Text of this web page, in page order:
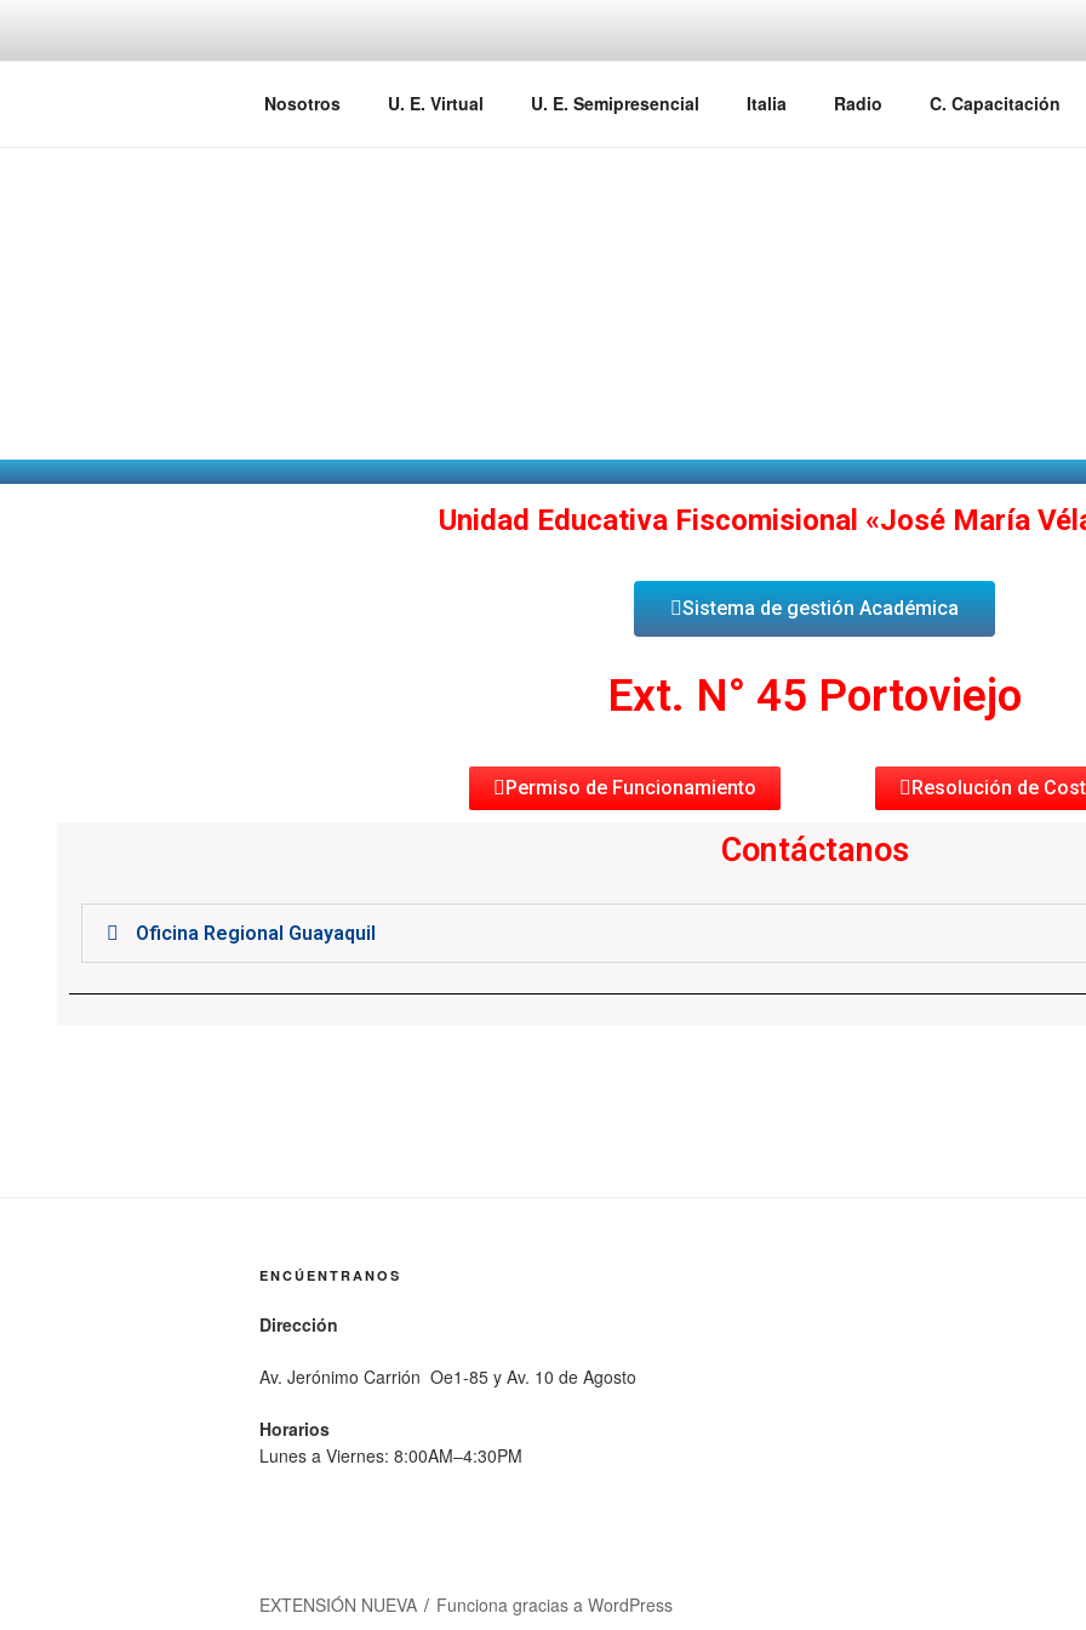
IRFE-IRFEYAL
Nosotros U. E. Virtual U. E. Semipresencial Italia Radio C. Capacitación
Unidad Educativa Fiscomisional «José María
Sistema de gestión Académica
Ext. N° 45 Portoviejo
Permiso de Funcionamiento Resolución de
Contáctanos
Oficina Regional Guayaquil
ENCÚENTRANOS
Dirección
Av. Jerónimo Carrión Oe1-85 y Av. 10 de Agosto
Horarios
Lunes a Viernes: 8:00AM–4:30PM
EXTENSIÓN NUEVA Funciona gracias a WordPress